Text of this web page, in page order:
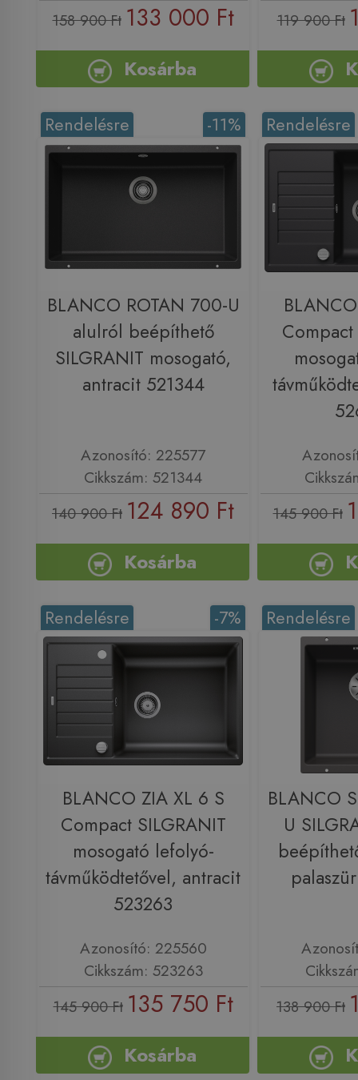
158 900 Ft 133 000 Ft
Kosárba
119 900 Ft
-11%
Rendelésre
BLANCO ROTAN 700-U
alulról beépíthető
SILGRANIT mosogató,
antracit 521344
Azonosító: 225577
Cikkszám: 521344
140 900 Ft 124 890 Ft
Kosárba
Rendelésre
Compact
145 900 Ft
-7%
Rendelésre
BLANCO ZIA XL 6 S
Compact SILGRANIT
mosogató lefolyó-
távműködtetővel, antracit
523263
Azonosító: 225560
Cikkszám: 523263
145 900 Ft 135 750 Ft
Kosárba
Rendelésre
BLANCO
U
138 900 Ft